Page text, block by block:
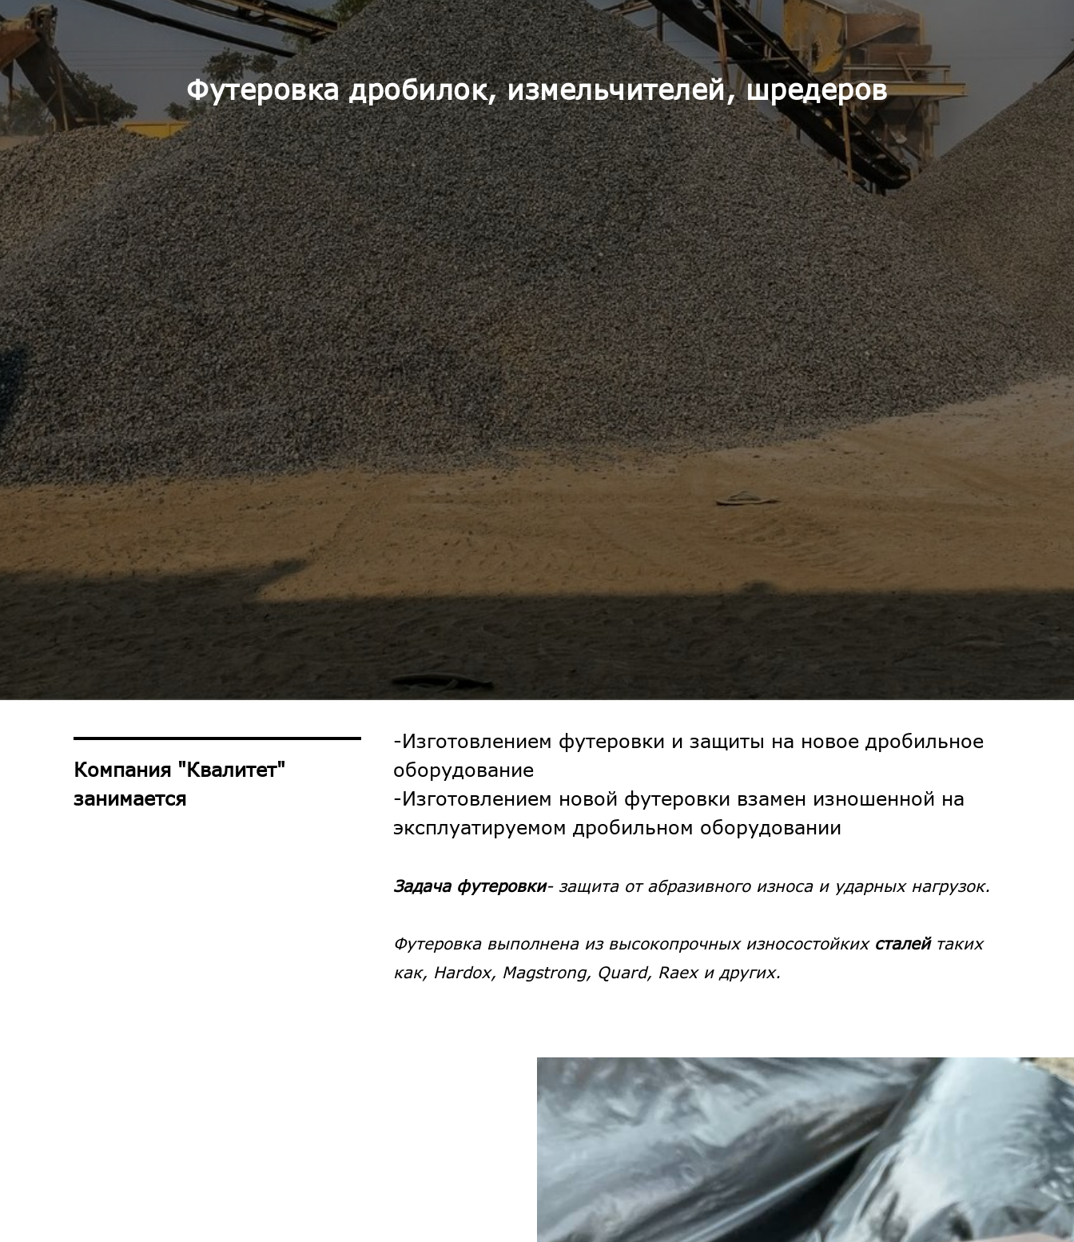
Футеровка дробилок, измельчителей, шредеров
Компания "Квалитет"
занимается
-Изготовлением футеровки и защиты на новое дробильное
оборудование
-Изготовлением новой футеровки взамен изношенной на
эксплуатируемом дробильном оборудовании
Задача футеровки- защита от абразивного износа и ударных нагрузок.
Футеровка выполнена из высокопрочных износостойких сталей таких
как, Hardox, Magstrong, Quard, Raex и других.